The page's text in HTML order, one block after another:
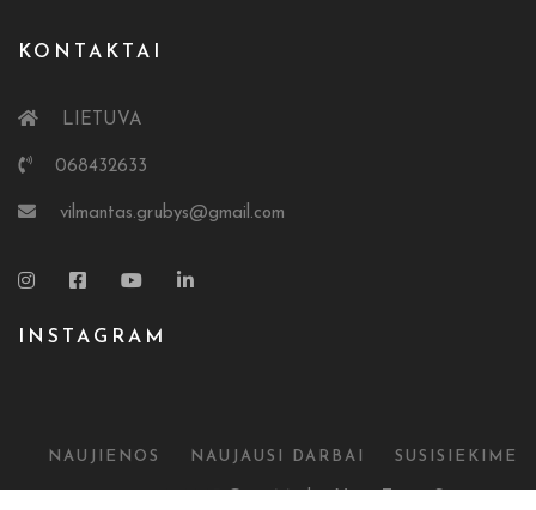
KONTAKTAI
LIETUVA
068432633
vilmantas.grubys@gmail.com
INSTAGRAM
NAUJIENOS NAUJAUSI DARBAI SUSISIEKIME